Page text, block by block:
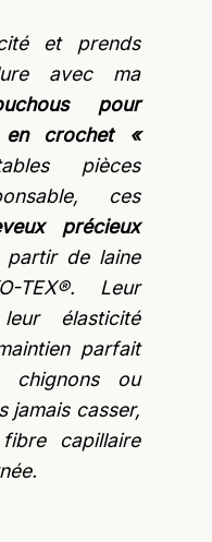
et prends
avec ma
pour
en crochet «
pièces
ces
précieux
partir de laine
TEX®. Leur
élasticité
parfait
ou
jamais casser,
capillaire